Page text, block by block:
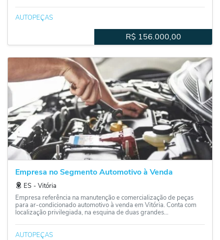
AUTOPEÇAS
R$ 156.000,00
Empresa no Segmento Automotivo à Venda
ES ‐ Vitória
Empresa referência na manutenção e comercialização de peças
para ar-condicionado automotivo à venda em Vitória. Conta com
localização privilegiada, na esquina de duas grandes...
AUTOPEÇAS